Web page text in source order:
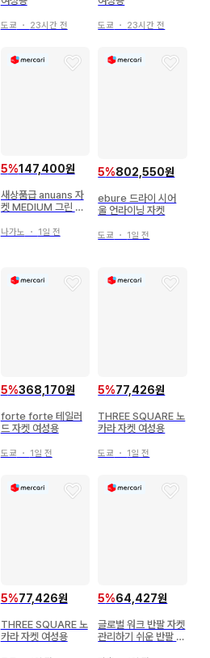
도쿄 ・ 23시간 전 도쿄 ・ 23시간 전
5%147,400원
새상품급 anuans 자
켓 MEDIUM 그린 여
나가노 ・ 1일 전
5%802,550원
ebure 드라이 시어
울 언라이닝 자켓
도쿄 ・ 1일 전
5%368,170원
forte forte 테일러
드 자켓 여성용
도쿄 ・ 1일 전
5%77,426원
THREE SQUARE 노
카라 자켓 여성용
도쿄 ・ 1일 전
5%77,426원
THREE SQUARE 노
카라 자켓 여성용
5%64,427원
글로벌 워크 반팔 자켓
관리하기 쉬운 반팔 자